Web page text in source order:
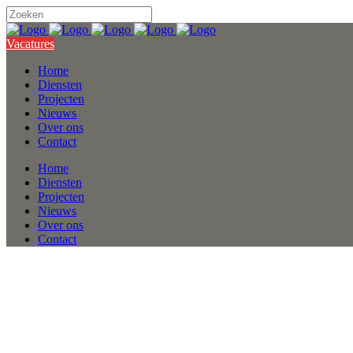
Vacatures
Home
Diensten
Projecten
Nieuws
Over ons
Contact
Home
Diensten
Projecten
Nieuws
Over ons
Contact